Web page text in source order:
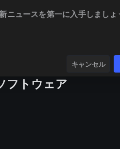
フトウェア
ニュースを第一に入手しましょ
キャンセル